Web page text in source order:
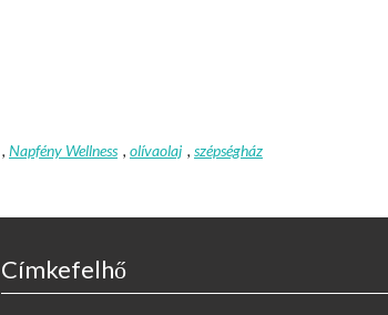
, Napfény Wellness , olívaolaj , szépségház
Címkefelhő